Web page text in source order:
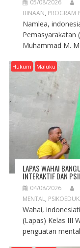
05/08/2026
BINAAN, PROGRAM
Namlea,
Pemasyarakatan
Muhammad M.
Hukum Maluku
LAPAS WAHAI
INTERAKTIF DAN
04/08/2026
MENTAL,
Wahai,
(Lapas) Kelas III
penguatan